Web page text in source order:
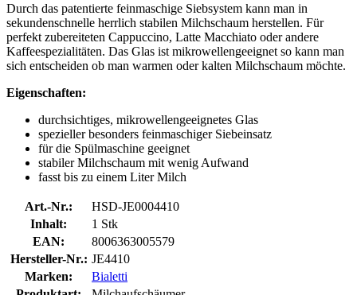
Durch das patentierte feinmaschige Siebsystem kann man in
sekundenschnelle herrlich stabilen Milchschaum herstellen. Für
perfekt zubereiteten Cappuccino, Latte Macchiato oder andere
Kaffeespezialitäten. Das Glas ist mikrowellengeeignet so kann man
sich entscheiden ob man warmen oder kalten Milchschaum möchte.
Eigenschaften:
durchsichtiges, mikrowellengeeignetes Glas
spezieller besonders feinmaschiger Siebeinsatz
für die Spülmaschine geeignet
stabiler Milchschaum mit wenig Aufwand
fasst bis zu einem Liter Milch
Art.-Nr.:
HSD-JE0004410
Inhalt:
1 Stk
EAN:
8006363005579
Hersteller-Nr.: JE4410
Marken:
Bialetti